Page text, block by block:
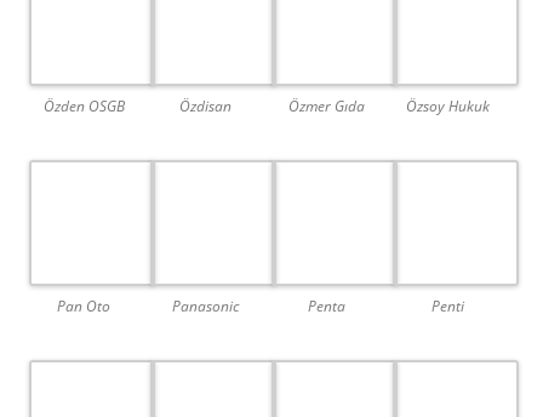
Özden OSGB Özdisan Özmer Gıda Özsoy Hukuk
Pan Oto Panasonic Penta Penti